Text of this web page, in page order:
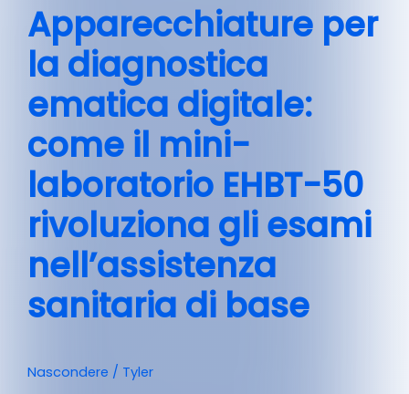
Apparecchiature per
la diagnostica
ematica digitale:
come il mini-
laboratorio EHBT-50
rivoluziona gli esami
nell’assistenza
sanitaria di base
Nascondere / Tyler